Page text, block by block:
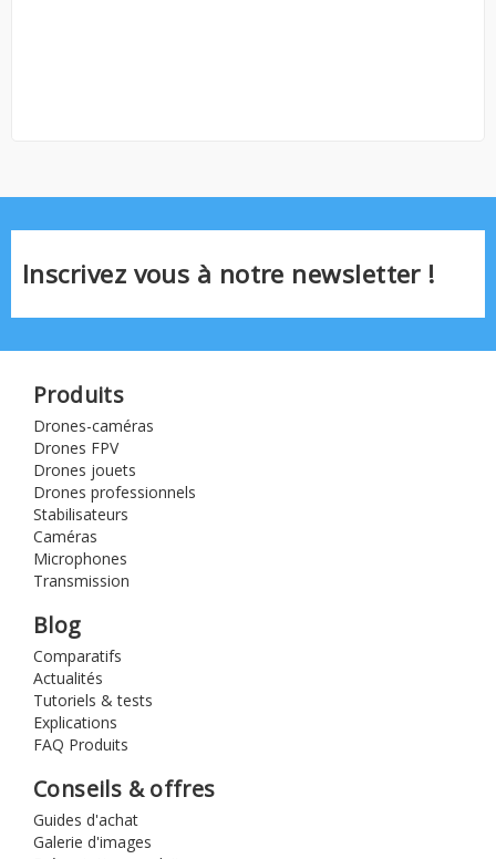
Inscrivez vous à notre newsletter !
Produits
Drones-caméras
Drones FPV
Drones jouets
Drones professionnels
Stabilisateurs
Caméras
Microphones
Transmission
Blog
Comparatifs
Actualités
Tutoriels & tests
Explications
FAQ Produits
Conseils & offres
Guides d'achat
Galerie d'images